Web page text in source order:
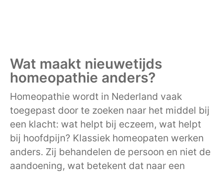
Wat maakt nieuwetijds
homeopathie anders?
Homeopathie wordt in Nederland vaak
toegepast door te zoeken naar het middel bij
een klacht: wat helpt bij eczeem, wat helpt
bij hoofdpijn? Klassiek homeopaten werken
anders. Zij behandelen de persoon en niet de
aandoening, wat betekent dat naar een